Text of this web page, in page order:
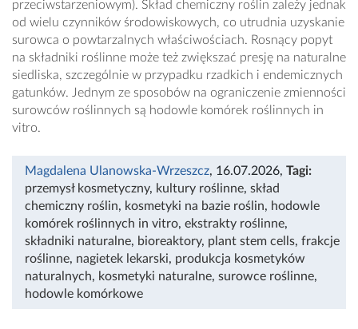
przeciwstarzeniowym). Skład chemiczny roślin zależy jednak
od wielu czynników środowiskowych, co utrudnia uzyskanie
surowca o powtarzalnych właściwościach. Rosnący popyt
na składniki roślinne może też zwiększać presję na naturalne
siedliska, szczególnie w przypadku rzadkich i endemicznych
gatunków. Jednym ze sposobów na ograniczenie zmienności
surowców roślinnych są hodowle komórek roślinnych in
vitro.
Magdalena Ulanowska-Wrzeszcz, 16.07.2026, Tagi:
przemysł kosmetyczny, kultury roślinne, skład
chemiczny roślin, kosmetyki na bazie roślin, hodowle
komórek roślinnych in vitro, ekstrakty roślinne,
składniki naturalne, bioreaktory, plant stem cells, frakcje
roślinne, nagietek lekarski, produkcja kosmetyków
naturalnych, kosmetyki naturalne, surowce roślinne,
hodowle komórkowe